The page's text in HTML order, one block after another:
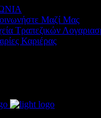
Μαζί Μας
Τραπεζικών
Καριέρας